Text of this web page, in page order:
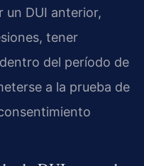
un DUI anterior,
tener
del período de
a la prueba de